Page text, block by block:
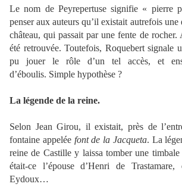
Le nom de Peyrepertuse signifie « pierre
penser aux auteurs qu’il existait autrefois une
château, qui passait par une fente de rocher.
été retrouvée. Toutefois, Roquebert signale
pu jouer le rôle d’un tel accès, et
d’éboulis. Simple hypothèse ?
La légende de la reine.
Selon Jean Girou, il existait, près de
fontaine appelée font de la Jacqueta. La
reine de Castille y laissa tomber une timbale
était-ce l’épouse d’Henri de
Eydoux…